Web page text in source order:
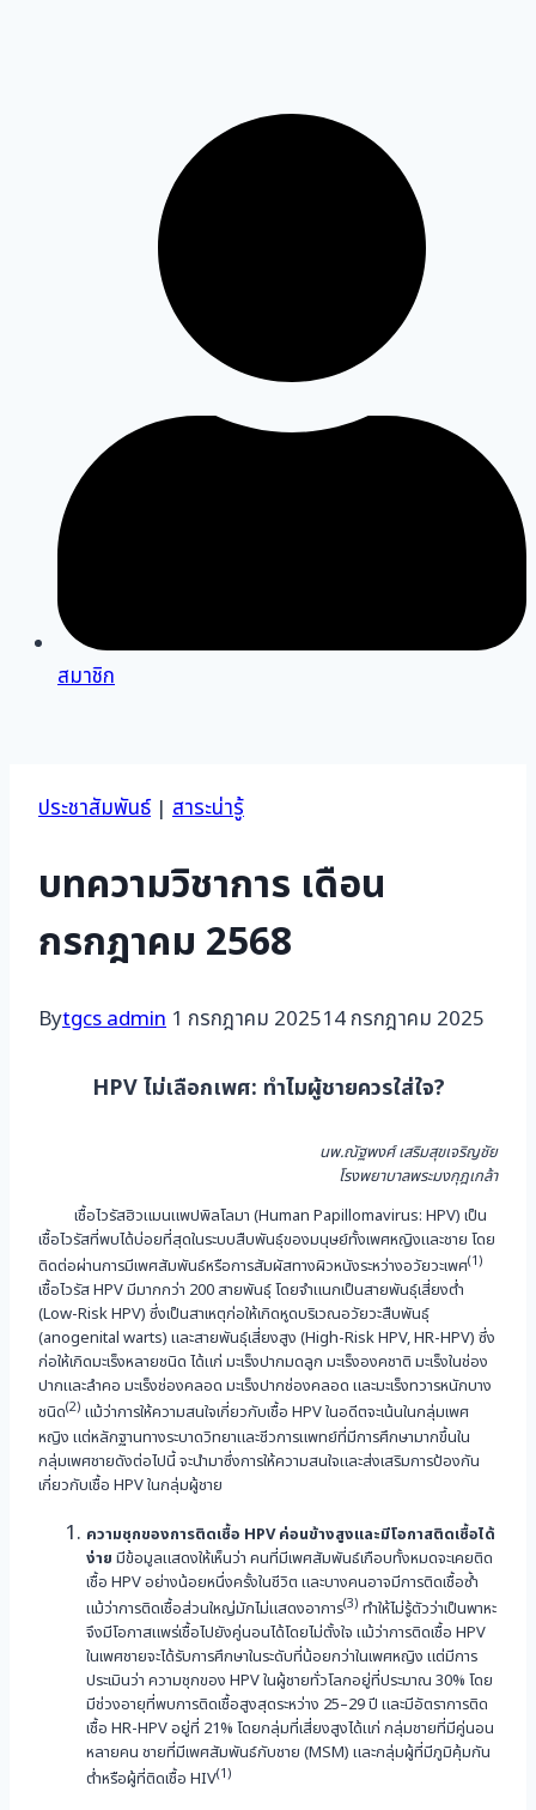
สมาชิก
ประชาสัมพันธ์| สาระน่ารู้
บทความวิชาการ เดือน
กรกฎาคม 2568
Bytgcs admin 1 กรกฎาคม 202514 กรกฎาคม 2025
HPV ไม่เลือกเพศ: ทำไมผู้ชายควรใส่ใจ?
นพ.ณัฐพงศ์ เสริมสุขเจริญชัย
โรงพยาบาลพระมงกุฎเกล้า
เชื้อไวรัสฮิวแมนแพปพิลโลมา (Human Papillomavirus: HPV) เป็น
เชื้อไวรัสที่พบได้บ่อยที่สุดในระบบสืบพันธุ์ของมนุษย์ทั้งเพศหญิงและชาย โดย
ติดต่อผ่านการมีเพศสัมพันธ์หรือการสัมผัสทางผิวหนังระหว่างอวัยวะเพศ(1)
เชื้อไวรัส HPV มีมากกว่า 200 สายพันธุ์ โดยจำแนกเป็นสายพันธุ์เสี่ยงต่ำ
(Low-Risk HPV) ซึ่งเป็นสาเหตุก่อให้เกิดหูดบริเวณอวัยวะสืบพันธุ์
(anogenital warts) และสายพันธุ์เสี่ยงสูง (High-Risk HPV, HR-HPV) ซึ่ง
ก่อให้เกิดมะเร็งหลายชนิด ได้แก่ มะเร็งปากมดลูก มะเร็งองคชาติ มะเร็งในช่อง
ปากและลำคอ มะเร็งช่องคลอด มะเร็งปากช่องคลอด และมะเร็งทวารหนักบาง
ชนิด(2) แม้ว่าการให้ความสนใจเกี่ยวกับเชื้อ HPV ในอดีตจะเน้นในกลุ่มเพศ
หญิง แต่หลักฐานทางระบาดวิทยาและชีวการแพทย์ที่มีการศึกษามากขึ้นใน
กลุ่มเพศชายดังต่อไปนี้ จะนำมาซึ่งการให้ความสนใจและส่งเสริมการป้องกัน
เกี่ยวกับเชื้อ HPV ในกลุ่มผู้ชาย
ความชุกของการติดเชื้อ HPV ค่อนข้างสูงและมีโอกาสติดเชื้อได้
ง่าย มีข้อมูลแสดงให้เห็นว่า คนที่มีเพศสัมพันธ์เกือบทั้งหมดจะเคยติด
เชื้อ HPV อย่างน้อยหนึ่งครั้งในชีวิต และบางคนอาจมีการติดเชื้อซ้ำ
แม้ว่าการติดเชื้อส่วนใหญ่มักไม่แสดงอาการ(3) ทำให้ไม่รู้ตัวว่าเป็นพาหะ
จึงมีโอกาสแพร่เชื้อไปยังคู่นอนได้โดยไม่ตั้งใจ แม้ว่าการติดเชื้อ HPV
ในเพศชายจะได้รับการศึกษาในระดับที่น้อยกว่าในเพศหญิง แต่มีการ
ประเมินว่า ความชุกของ HPV ในผู้ชายทั่วโลกอยู่ที่ประมาณ 30% โดย
มีช่วงอายุที่พบการติดเชื้อสูงสุดระหว่าง 25–29 ปี และมีอัตราการติด
เชื้อ HR-HPV อยู่ที่ 21% โดยกลุ่มที่เสี่ยงสูงได้แก่ กลุ่มชายที่มีคู่นอน
หลายคน ชายที่มีเพศสัมพันธ์กับชาย (MSM) และกลุ่มผู้ที่มีภูมิคุ้มกัน
ต่ำหรือผู้ที่ติดเชื้อ HIV(1)